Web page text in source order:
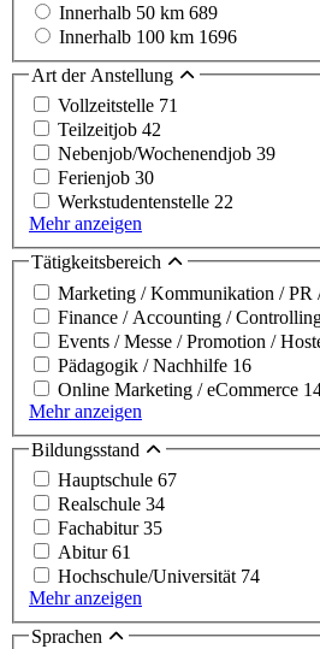
Innerhalb 50 km 689
Innerhalb 100 km 1696
Art der Anstellung
Vollzeitstelle 71
Teilzeitjob 42
Nebenjob/Wochenendjob 39
Ferienjob 30
Werkstudentenstelle 22
Mehr anzeigen
Tätigkeitsbereich
Marketing / Kommunikation / PR
Finance / Accounting /
Events / Messe / Promotion /
Pädagogik / Nachhilfe 16
Online Marketing / eCommerce
Mehr anzeigen
Bildungsstand
Hauptschule 67
Realschule 34
Fachabitur35
Abitur61
Hochschule/Universität 74
Mehr anzeigen
Sprachen